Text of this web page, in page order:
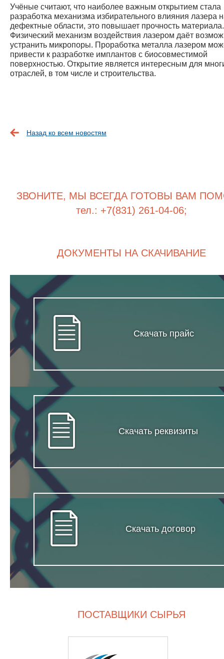
Учёные считают, что наиболее важным открытием стала
разработка механизма избирательного влияния лазера
дефектные области, это повышает прочность материала.
Физический механизм воздействия лазером даёт
устранить микропоры. Проработка металла лазером
привести к разработке имплантов с биосовместимой
поверхностью. Открытие является интересным для
отраслей, в том числе и строительства.
Назад ко всем новостям
ЗВОНИТЕ, МЫ ВСЕГДА ГОТОВЫ ВАМ
тел.: +7(831) 261-04-06;
ДОКУМЕНТЫ НА СКАЧИВАНИЕ
Скачать прайс
Скачать реквизиты
Скачать договор
ПОСТАВЩИКИ СЫРЬЯ